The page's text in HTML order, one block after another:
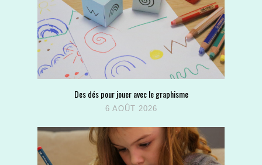
Des dés pour jouer avec le graphisme
6 AOÛT 2026